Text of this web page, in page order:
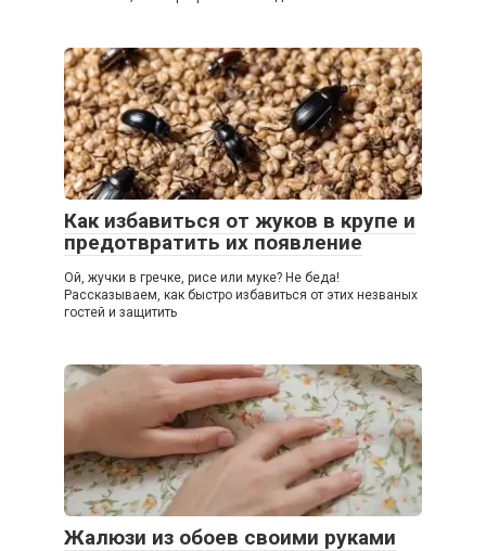
Как избавиться от жуков в крупе и
предотвратить их появление
Ой, жучки в гречке, рисе или муке? Не беда!
Рассказываем, как быстро избавиться от этих незваных
гостей и защитить
Жалюзи из обоев своими руками